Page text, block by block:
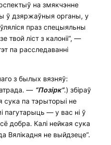
на змякчэнне
ў дзяржаўныя органы, у
праз спецыяльны
твой ліст з калоніі“, —
па расследаванні
з былых вязняў:
атрада. — “Позірк”.) збіраў
сука па тэрыторыі не
пагутарыць — у вас ні ў
добра. Калі нейкая сука
Вялікадня не выйдзеце”.